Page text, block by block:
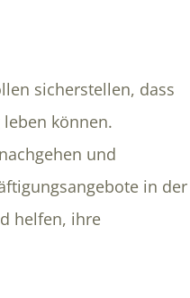
sicherstellen, dass
können.
und
in der
helfen, ihre